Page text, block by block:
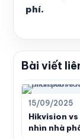
phí.
Bài viết
15/09/2025
Hikvision
nhìn nhà